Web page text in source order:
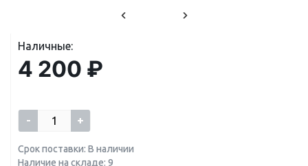
Наличные:
4 200 ₽
- +
Срок поставки: В наличии
Наличие на складе: 9